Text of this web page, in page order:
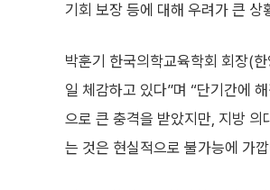
기회 보장 등에 대해 우려가 큰 상
박훈기 한국의학교육학회 회장(
일 체감하고 있다”며 “단기간에
으로 큰 충격을 받았지만, 지방
는 것은 현실적으로 불가능에 가